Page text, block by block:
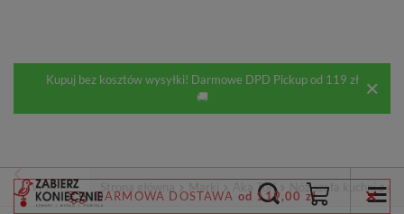
Kupuj bez kosztów wysyłki! Darmowe DPD Pickup od 119 zł
🚚
DARMOWA DOSTAWA od 119,00 zł
Wstecz Aka Tori Nóż szefa kuchni z